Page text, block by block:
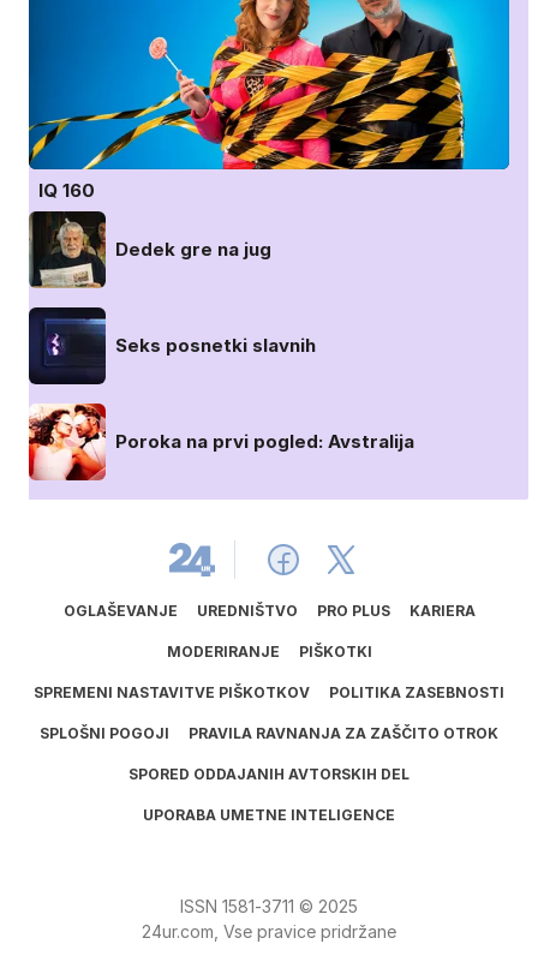
IQ 160
Dedek gre na jug
Seks posnetki slavnih
Poroka na prvi pogled: Avstralija
OGLAŠEVANJE UREDNIŠTVO PRO PLUS KARIERA
MODERIRANJE PIŠKOTKI
SPREMENI NASTAVITVE PIŠKOTKOV POLITIKA ZASEBNOSTI
SPLOŠNI POGOJI PRAVILA RAVNANJA ZA ZAŠČITO OTROK
SPORED ODDAJANIH AVTORSKIH DEL
UPORABA UMETNE INTELIGENCE
ISSN 1581‑3711 © 2025
24ur.com, Vse pravice pridržane